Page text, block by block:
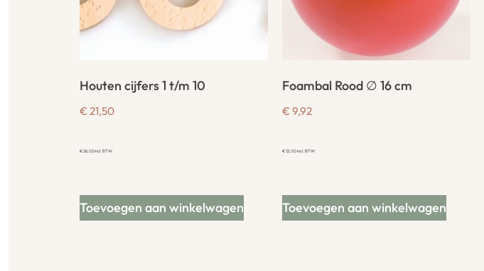
Houten cijfers 1 t/m 10
€ 21,50
€26,02incl. BTW
Toevoegen aan winkelwagen
Foambal Rood ∅ 16 cm
€ 9,92
€12,00incl. BTW
Toevoegen aan winkelwagen